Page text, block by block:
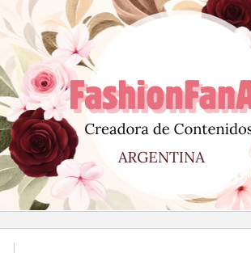
al
contenido